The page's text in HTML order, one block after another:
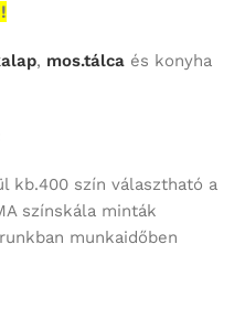
, mos.tálca és konyha
kb.400 szín választható a
színskála minták
munkaidőben